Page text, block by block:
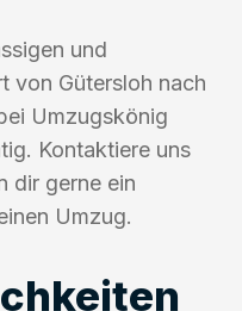
und
von Gütersloh nach
Umzugskönig
Kontaktiere uns
dir gerne ein
Umzug.